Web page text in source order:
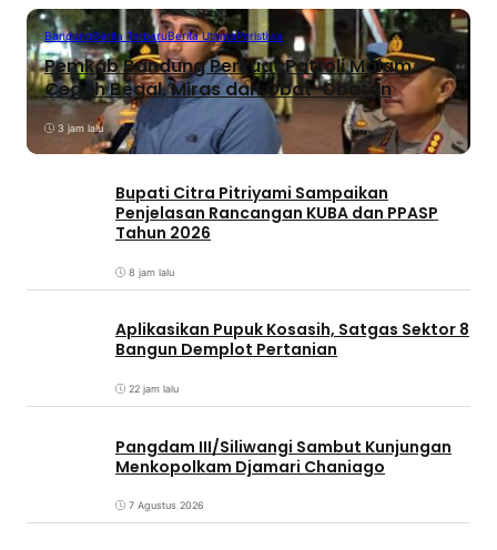
BandungBerita TerbaruBerita UtamaPeristiwa
Pemkab Bandung Perkuat Patroli Malam,
Cegah Begal, Miras dan Obat-Obatan
3 jam lalu
Bupati Citra Pitriyami Sampaikan
Penjelasan Rancangan KUBA dan PPASP
Tahun 2026
8 jam lalu
Aplikasikan Pupuk Kosasih, Satgas Sektor 8
Bangun Demplot Pertanian
22 jam lalu
Pangdam III/Siliwangi Sambut Kunjungan
Menkopolkam Djamari Chaniago
7 Agustus 2026